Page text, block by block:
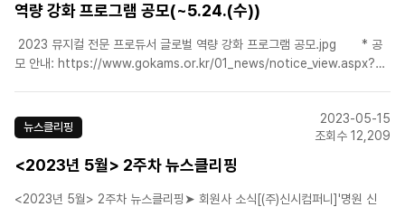
역량 강화 프로그램 공모(~5.24.(수))
2023 뮤지컬 전문 프로듀서 글로벌 역량 강화 프로그램 공모.jpg * 공
모 안내: https://www.gokams.or.kr/01_news/notice_view.aspx?
뉴스클리핑
2023-05-15
조회수 12,209
<2023년 5월> 2주차 뉴스클리핑
<2023년 5월> 2주차 뉴스클리핑➤ 회원사 소식[(주)신시컴퍼니]'명원 신